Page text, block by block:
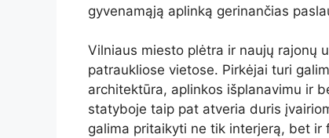
gyvenamąją aplinką gerinančias
Vilniaus miesto plėtra ir naujų rajonų
patraukliose vietose. Pirkėjai turi
architektūra, aplinkos išplanavimu ir
statyboje taip pat atveria duris
galima pritaikyti ne tik interjerą, bet ir